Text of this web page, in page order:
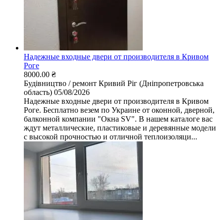
Надежные входные двери от производителя в Кривом
Роге
8000.00 ₴
Будівництво / ремонт Кривий Ріг (Дніпропетровська
область) 05/08/2026
Надежные входные двери от производителя в Кривом
Роге. Бесплатно везем по Украине от оконной, дверной,
балконной компании "Окна SV". В нашем каталоге вас
ждут металлические, пластиковые и деревянные модели
с высокой прочностью и отличной теплоизоляци...